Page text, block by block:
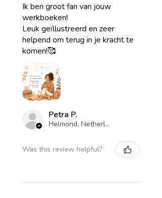
Ik ben groot fan van jouw
werkboeken!
Leuk geïllustreerd en zeer
helpend om terug in je kracht te
komen!🥰
Petra P.
Helmond, Netherlands
Was this review helpful?